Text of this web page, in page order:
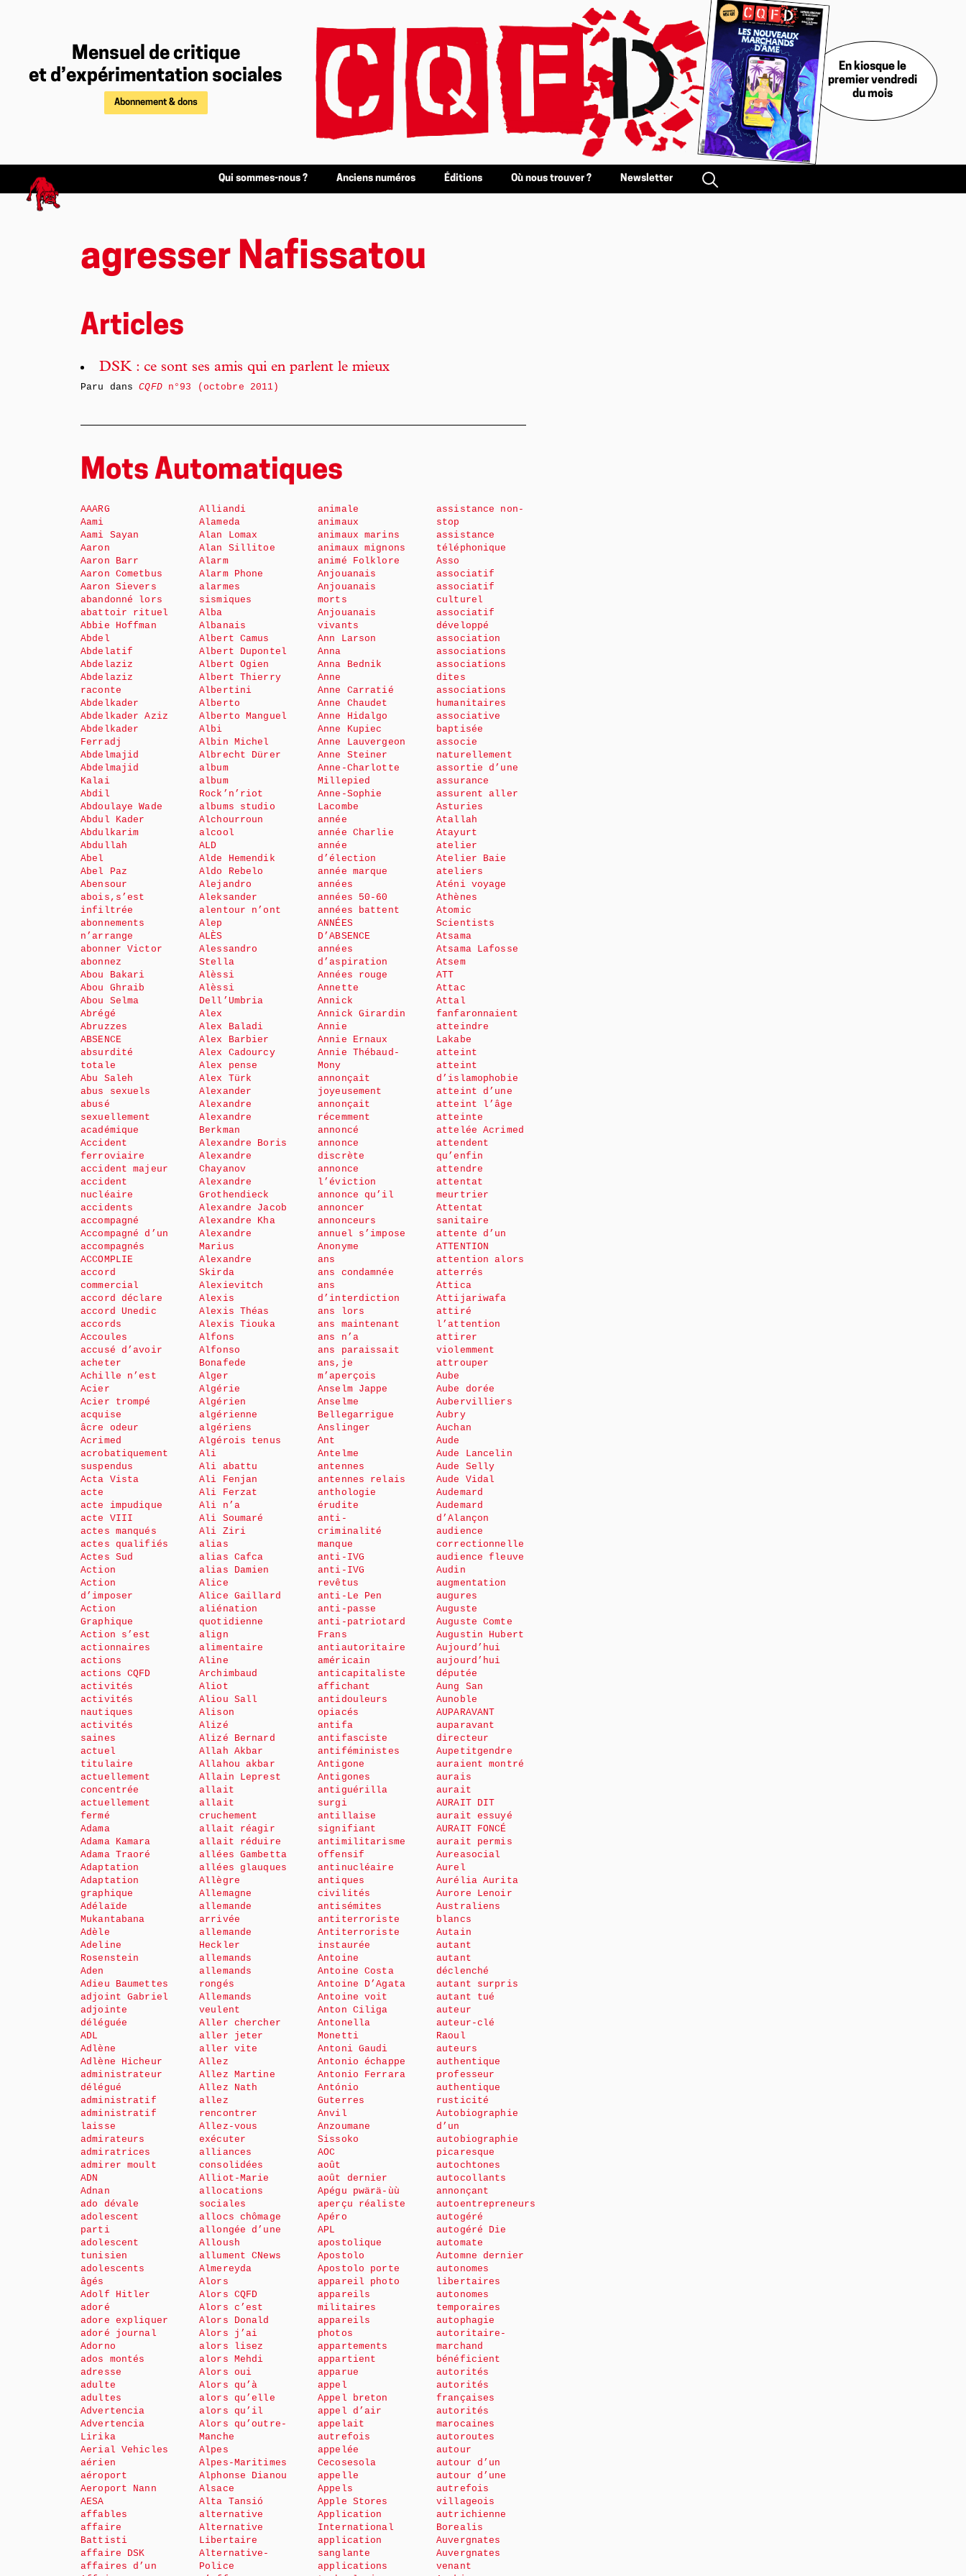
Mensuel de critique
et d’expérimentation sociales
Abonnement & dons
En kiosque le
premier vendredi
du mois
Qui sommes-nous ? Anciens numéros Éditions Où nous trouver ? Newsletter
agresser Nafissatou
Articles
DSK : ce sont ses amis qui en parlent le mieux
Paru dansCQFDn°93 (octobre 2011)
Mots Automatiques
AAARG
Aami
Aami Sayan
Aaron
Aaron Barr
Aaron Cometbus
Aaron Sievers
abandonné lors
abattoir rituel
Abbie Hoffman
Abdel
Abdelatif
Abdelaziz
Abdelaziz
raconte
Abdelkader
Abdelkader Aziz
Abdelkader
Ferradj
Abdelmajid
Abdelmajid
Kalai
Abdil
Abdoulaye Wade
Abdul Kader
Abdulkarim
Abdullah
Abel
Abel Paz
Abensour
abois,s’est
infiltrée
abonnements
n’arrange
abonner Victor
abonnez
Abou Bakari
Abou Ghraib
Abou Selma
Abrégé
Abruzzes
ABSENCE
absurdité
totale
Abu Saleh
abus sexuels
abusé
sexuellement
académique
Accident
ferroviaire
accident majeur
accident
nucléaire
accidents
accompagné
Accompagné d’un
accompagnés
ACCOMPLIE
accord
commercial
accord déclare
accord Unedic
accords
Accoules
accusé d’avoir
acheter
Achille n’est
Acier
Acier trompé
acquise
âcre odeur
Acrimed
acrobatiquement
suspendus
Acta Vista
acte
acte impudique
acte VIII
actes manqués
actes qualifiés
Actes Sud
Action
Action
d’imposer
Action
Graphique
Action s’est
actionnaires
actions
actions CQFD
activités
activités
nautiques
activités
saines
actuel
titulaire
actuellement
concentrée
actuellement
fermé
Adama
Adama Kamara
Adama Traoré
Adaptation
Adaptation
graphique
Adélaïde
Mukantabana
Adèle
Adeline
Rosenstein
Aden
Adieu Baumettes
adjoint Gabriel
adjointe
déléguée
ADL
Adlène
Adlène Hicheur
administrateur
délégué
administratif
administratif
laisse
admirateurs
admiratrices
admirer moult
ADN
Adnan
ado dévale
adolescent
parti
adolescent
tunisien
adolescents
âgés
Adolf Hitler
adoré
adore expliquer
adoré journal
Adorno
ados montés
adresse
adulte
adultes
Advertencia
Advertencia
Lirika
Aerial Vehicles
aérien
aéroport
Aeroport Nann
AESA
affables
affaire
Battisti
affaire DSK
affaires d’un
Alliandi
Alameda
Alan Lomax
Alan Sillitoe
Alarm
Alarm Phone
alarmes
sismiques
Alba
Albanais
Albert Camus
Albert Dupontel
Albert Ogien
Albert Thierry
Albertini
Alberto
Alberto Manguel
Albi
Albin Michel
Albrecht Dürer
album
album
Rock’n’riot
albums studio
Alchourroun
alcool
ALD
Alde Hemendik
Aldo Rebelo
Alejandro
Aleksander
alentour n’ont
Alep
ALÈS
Alessandro
Stella
Alèssi
Alèssi
Dell’Umbria
Alex
Alex Baladi
Alex Barbier
Alex Cadourcy
Alex pense
Alex Türk
Alexander
Alexandre
Alexandre
Berkman
Alexandre Boris
Alexandre
Chayanov
Alexandre
Grothendieck
Alexandre Jacob
Alexandre Kha
Alexandre
Marius
Alexandre
Skirda
Alexievitch
Alexis
Alexis Théas
Alexis Tiouka
Alfons
Alfonso
Bonafede
Alger
Algérie
Algérien
algérienne
algériens
Algérois tenus
Ali
Ali abattu
Ali Fenjan
Ali Ferzat
Ali n’a
Ali Soumaré
Ali Ziri
alias
alias Cafca
alias Damien
Alice
Alice Gaillard
aliénation
quotidienne
align
alimentaire
Aline
Archimbaud
Aliot
Aliou Sall
Alison
Alizé
Alizé Bernard
Allah Akbar
Allahou akbar
Allain Leprest
allait
allait
cruchement
allait réagir
allait réduire
allées Gambetta
allées glauques
Allègre
Allemagne
allemande
arrivée
allemande
Heckler
allemands
allemands
rongés
Allemands
veulent
Aller chercher
aller jeter
aller vite
Allez
Allez Martine
Allez Nath
allez
rencontrer
Allez-vous
exécuter
alliances
consolidées
Alliot-Marie
allocations
sociales
allocs chômage
allongée d’une
Alloush
allument CNews
Almereyda
Alors
Alors CQFD
Alors c’est
Alors Donald
Alors j’ai
alors lisez
alors Mehdi
Alors oui
Alors qu’à
alors qu’elle
alors qu’il
Alors qu’outre-
Manche
Alpes
Alpes-Maritimes
Alphonse Dianou
Alsace
Alta Tansió
alternative
Alternative
Libertaire
Alternative-
Police
animale
animaux
animaux marins
animaux mignons
animé Folklore
Anjouanais
Anjouanais
morts
Anjouanais
vivants
Ann Larson
Anna
Anna Bednik
Anne
Anne Carratié
Anne Chaudet
Anne Hidalgo
Anne Kupiec
Anne Lauvergeon
Anne Steiner
Anne-Charlotte
Millepied
Anne-Sophie
Lacombe
année
année Charlie
année
d’élection
année marque
années
années 50-60
années battent
ANNÉES
D’ABSENCE
années
d’aspiration
Années rouge
Annette
Annick
Annick Girardin
Annie
Annie Ernaux
Annie Thébaud-
Mony
annonçait
joyeusement
annonçait
récemment
annoncé
annonce
discrète
annonce
l’éviction
annonce qu’il
annoncer
annonceurs
annuel s’impose
Anonyme
ans
ans condamnée
ans
d’interdiction
ans lors
ans maintenant
ans n’a
ans paraissait
ans,je
m’aperçois
Anselm Jappe
Anselme
Bellegarrigue
Anslinger
Ant
Antelme
antennes
antennes relais
anthologie
érudite
anti-
criminalité
manque
anti-IVG
anti-IVG
revêtus
anti-Le Pen
anti-passe
anti-patriotard
Frans
antiautoritaire
américain
anticapitaliste
affichant
antidouleurs
opiacés
antifa
antifasciste
antiféministes
Antigone
Antigones
antiguérilla
surgi
antillaise
signifiant
antimilitarisme
offensif
antinucléaire
antiques
civilités
antisémites
antiterroriste
Antiterroriste
instaurée
Antoine
Antoine Costa
Antoine D’Agata
Antoine voit
Anton Ciliga
Antonella
Monetti
Antoni Gaudi
Antonio échappe
Antonio Ferrara
António
Guterres
Anvil
Anzoumane
Sissoko
AOC
août
août dernier
Apégu pwärä-ùù
aperçu réaliste
Apéro
APL
apostolique
Apostolo
Apostolo porte
appareil photo
appareils
militaires
appareils
photos
appartements
appartient
apparue
appel
Appel breton
appel d’air
appelait
autrefois
appelée
Cecosesola
appelle
Appels
Apple Stores
Application
International
application
sanglante
applications
assistance non-
stop
assistance
téléphonique
Asso
associatif
associatif
culturel
associatif
développé
association
associations
associations
dites
associations
humanitaires
associative
baptisée
associe
naturellement
assortie d’une
assurance
assurent aller
Asturies
Atallah
Atayurt
atelier
Atelier Baie
ateliers
Aténi voyage
Athènes
Atomic
Scientists
Atsama
Atsama Lafosse
Atsem
ATT
Attac
Attal
fanfaronnaient
atteindre
Lakabe
atteint
atteint
d’islamophobie
atteint d’une
atteint l’âge
atteinte
attelée Acrimed
attendent
qu’enfin
attendre
attentat
meurtrier
Attentat
sanitaire
attente d’un
ATTENTION
attention alors
atterrés
Attica
Attijariwafa
attiré
l’attention
attirer
violemment
attrouper
Aube
Aube dorée
Aubervilliers
Aubry
Auchan
Aude
Aude Lancelin
Aude Selly
Aude Vidal
Audemard
Audemard
d’Alançon
audience
correctionnelle
audience fleuve
Audin
augmentation
augures
Auguste
Auguste Comte
Augustin Hubert
Aujourd’hui
aujourd’hui
députée
Aung San
Aunoble
AUPARAVANT
auparavant
directeur
Aupetitgendre
auraient montré
aurais
aurait
AURAIT DIT
aurait essuyé
AURAIT FONCÉ
aurait permis
Aureasocial
Aurel
Aurélia Aurita
Aurore Lenoir
Australiens
blancs
Autain
autant
autant
déclenché
autant surpris
autant tué
auteur
auteur-clé
Raoul
auteurs
authentique
professeur
authentique
rusticité
Autobiographie
d’un
autobiographie
picaresque
autochtones
autocollants
annonçant
autoentrepreneurs
autogéré
autogéré Die
automate
Automne dernier
autonomes
libertaires
autonomes
temporaires
autophagie
autoritaire-
marchand
bénéficient
autorités
autorités
françaises
autorités
marocaines
autoroutes
autour
autour d’un
autour d’une
autrefois
villageois
autrichienne
Borealis
Auvergnates
Auvergnates
venant